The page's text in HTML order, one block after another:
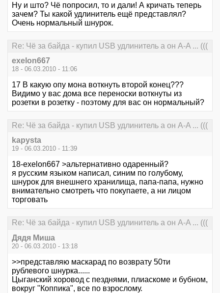
Ну и што? Чё попросил, то и дали! А кричать теперь
зачем? Ты какой удлинитель ещё представлял?
Очень нормальный шнурок.
Re: Чё за байда - купил USB удлинитель а он А-A ... (((
exelon667
18 - 06.03.2010 - 11:06
17 В какую опу мона воткнуть второй конец???
Видимо у вас дома все переноски воткнуты из
розетки в розетку - поэтому для вас он нормальный?
Re: Чё за байда - купил USB удлинитель а он А-A ... (((
kapysta
19 - 06.03.2010 - 11:39
18-exelon667 >альтернативно одаренный?
я русским языком написал, синим по голубому,
шнурок для внешнего хранилища, папа-папа, нужно
внимательно смотреть что покупаете, а ни лицом
торговать
Re: Чё за байда - купил USB удлинитель а он А-A ... (((
Дядя Миша
20 - 06.03.2010 - 13:18
>>представляю маскарад по возврату 50ти
рублевого шнурка......
Цыганский хоровод с пезднями, плиаскоме и бубном,
вокруг "Коппика", все по взрослому.